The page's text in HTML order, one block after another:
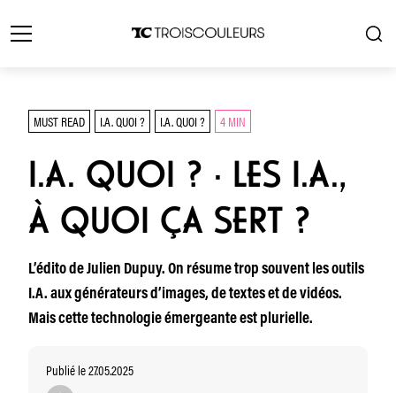
MUST READ I.A. QUOI ? I.A. QUOI ? 4 MIN
I.A. QUOI ? · LES I.A.,
À QUOI ÇA SERT ?
L’édito de Julien Dupuy. On résume trop souvent les outils
I.A. aux générateurs d’images, de textes et de vidéos.
Mais cette technologie émergeante est plurielle.
Publié le 27.05.2025